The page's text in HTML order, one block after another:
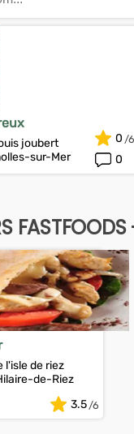
joubert
sur-Mer
0
0
l'isle de riez
de-Riez
3.5